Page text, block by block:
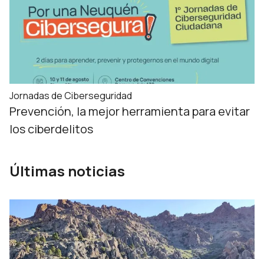
Jornadas de Ciberseguridad
Prevención, la mejor herramienta para evitar
los ciberdelitos
Últimas noticias